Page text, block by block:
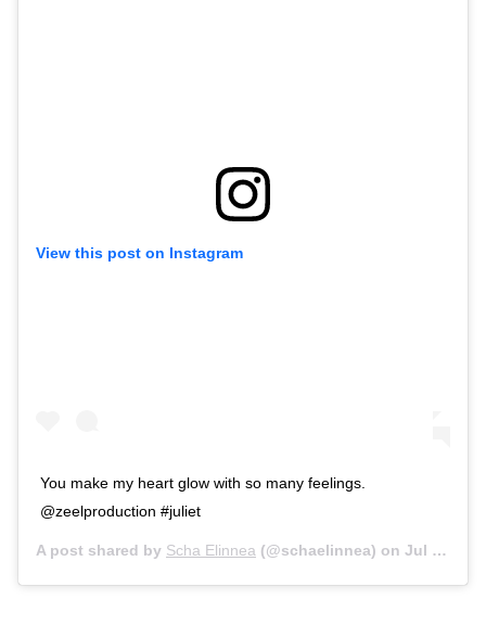
View this post on Instagram
You make my heart glow with so many feelings.
@zeelproduction #juliet
A post shared by Scha Elinnea (@schaelinnea) on Jul 8, 2020 at 5:40am PDT